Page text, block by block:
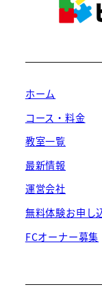
ホーム
コース・料金
教室一覧
最新情報
運営会社
無料体験お申し
FCオーナー募集